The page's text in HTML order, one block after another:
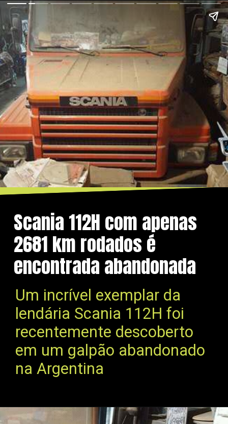
Scania 112H com apenas
2681 km rodados é
encontrada abandonada
Um incrível exemplar da
lendária Scania 112H foi
recentemente descoberto
em um galpão abandonado
na Argentina